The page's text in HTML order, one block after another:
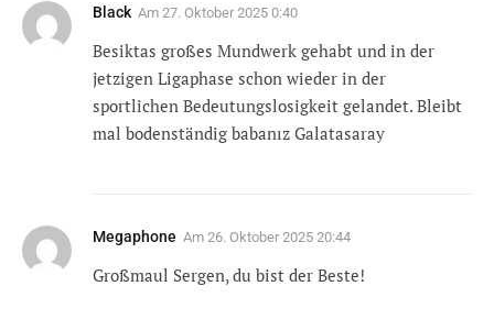
Black Am 27. Oktober 2025 0:40
Besiktas großes Mundwerk gehabt und in der
jetzigen Ligaphase schon wieder in der
sportlichen Bedeutungslosigkeit gelandet. Bleibt
mal bodenständig babanız Galatasaray
Megaphone Am 26. Oktober 2025 20:44
Großmaul Sergen, du bist der Beste!